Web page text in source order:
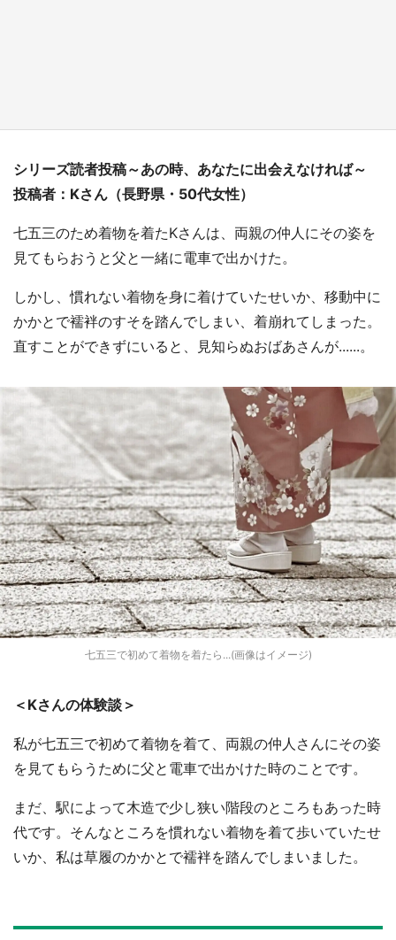
シリーズ読者投稿～あの時、あなたに出会えなければ～
投稿者：Kさん（長野県・50代女性）
七五三のため着物を着たKさんは、両親の仲人にその姿を
見てもらおうと父と一緒に電車で出かけた。
しかし、慣れない着物を身に着けていたせいか、移動中に
かかとで襦袢のすそを踏んでしまい、着崩れてしまった。
直すことができずにいると、見知らぬおばあさんが......。
七五三で初めて着物を着たら...(画像はイメージ)
＜Kさんの体験談＞
私が七五三で初めて着物を着て、両親の仲人さんにその姿
を見てもらうために父と電車で出かけた時のことです。
まだ、駅によって木造で少し狭い階段のところもあった時
代です。そんなところを慣れない着物を着て歩いていたせ
いか、私は草履のかかとで襦袢を踏んでしまいました。